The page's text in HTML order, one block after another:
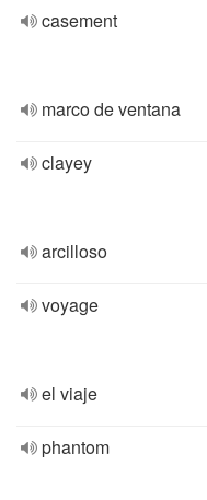
casement
marco de ventana
clayey
arcilloso
voyage
el viaje
phantom